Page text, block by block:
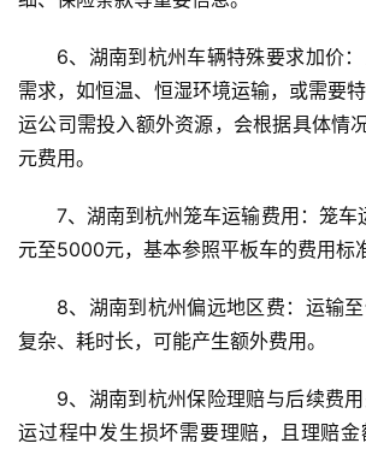
6、湖南到杭州车辆特殊要求加价
需求，如恒温、恒湿环境运输，或需要
运公司需投入额外资源，会根据具体
元费用。
7、湖南到杭州笼车运输费用：笼
元至5000元，基本参照平板车的费用标
8、湖南到杭州偏远地区费：运输
复杂、耗时长，可能产生额外费用。
9、湖南到杭州保险理赔与后续费
运过程中发生损坏需要理赔，且理赔